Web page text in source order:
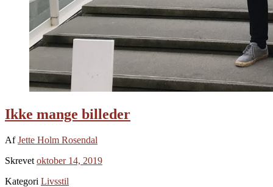
Ikke mange billeder
AfJette Holm Rosendal
Skrevet oktober 14, 2019
Kategori Livsstil